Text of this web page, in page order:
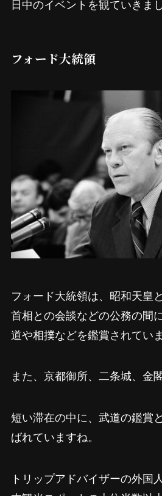
日中のイベントを観ていきまし
フォード大統領
フォード大統領は、昭和天皇
首相との会談などの公務の間
道や相撲などを鑑賞されていま
また、京都御所、二条城、金
短い滞在の中に、武道の鑑賞
ばれていますね。
トリップアドバイザーの外国